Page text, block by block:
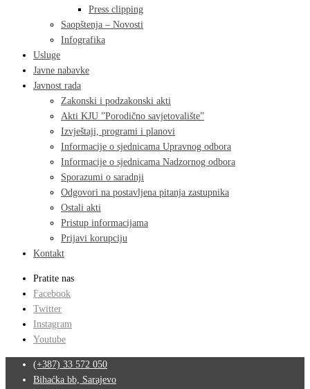
Press clipping
Saopštenja – Novosti
Infografika
Usluge
Javne nabavke
Javnost rada
Zakonski i podzakonski akti
Akti KJU ”Porodično savjetovalište”
Izvještaji, programi i planovi
Informacije o sjednicama Upravnog odbora
Informacije o sjednicama Nadzornog odbora
Sporazumi o saradnji
Odgovori na postavljena pitanja zastupnika
Ostali akti
Pristup informacijama
Prijavi korupciju
Kontakt
Pratite nas
Facebook
Twitter
Instagram
Youtube
(+387) 33 572 050
Bihaćka bb, Sarajevo